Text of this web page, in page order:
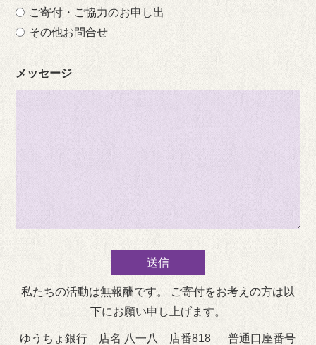
ご寄付・ご協力のお申し出
その他お問合せ
メッセージ
私たちの活動は無報酬です。 ご寄付をお考えの方は以
下にお願い申し上げます。
ゆうちょ銀行 店名 八一八 店番818 普通口座番号